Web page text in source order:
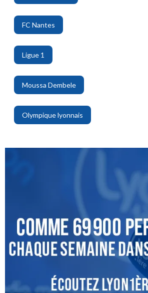
,
FC Nantes
,
Ligue 1
,
Moussa Dembele
,
Olympique lyonnais